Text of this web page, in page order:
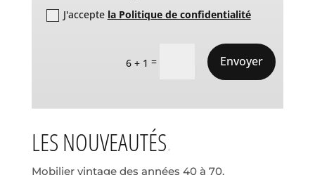
J'accepte la Politique de confidentialité
6 + 1 = Envoyer
LES NOUVEAUTÉS
Mobilier vintage des années 40 à 70.